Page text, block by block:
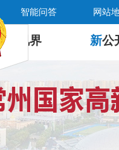
智能问答 网站
新 视界 新公